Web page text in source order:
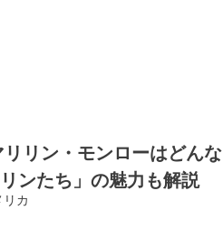
リン・モンローはどんな
ンたち」の魅力も解説
リカ